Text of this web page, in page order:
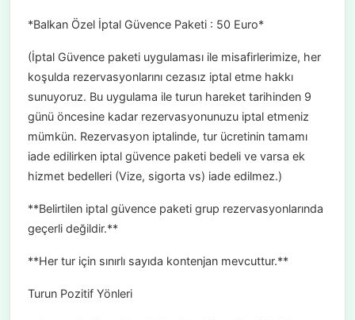
*Balkan Özel İptal Güvence Paketi : 50 Euro*
(İptal Güvence paketi uygulaması ile misafirlerimize, her
koşulda rezervasyonlarını cezasız iptal etme hakkı
sunuyoruz. Bu uygulama ile turun hareket tarihinden 9
günü öncesine kadar rezervasyonunuzu iptal etmeniz
mümkün. Rezervasyon iptalinde, tur ücretinin tamamı
iade edilirken iptal güvence paketi bedeli ve varsa ek
hizmet bedelleri (Vize, sigorta vs) iade edilmez.)
**Belirtilen iptal güvence paketi grup rezervasyonlarında
geçerli değildir.**
**Her tur için sınırlı sayıda kontenjan mevcuttur.**
Turun Pozitif Yönleri